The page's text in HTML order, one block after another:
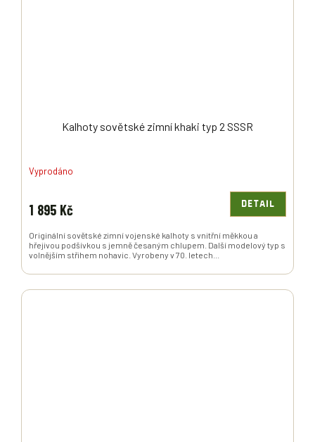
Kalhoty sovětské zimní khaki typ 2 SSSR
Vyprodáno
1 895 Kč DETAIL
Originální sovětské zimní vojenské kalhoty s vnitřní měkkou a
hřejivou podšívkou s jemně česaným chlupem. Další modelový typ s
volnějším střihem nohavic. Vyrobeny v 70. letech...